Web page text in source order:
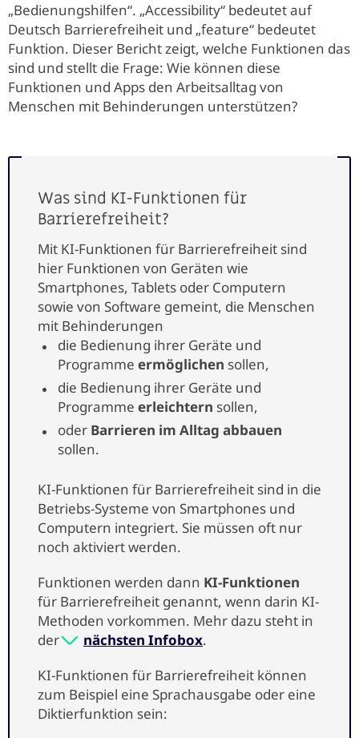
„Bedienungshilfen“. „Accessibility“ bedeutet auf
Deutsch Barrierefreiheit und „feature“ bedeutet
Funktion. Dieser Bericht zeigt, welche Funktionen das
sind und stellt die Frage: Wie können diese
Funktionen und Apps den Arbeitsalltag von
Menschen mit Behinderungen unterstützen?
Was sind KI-Funktionen für
Barrierefreiheit?
Mit KI-Funktionen für Barrierefreiheit sind
hier Funktionen von Geräten wie
Smartphones, Tablets oder Computern
sowie von Software gemeint, die Menschen
mit Behinderungen
die Bedienung ihrer Geräte und
Programme ermöglichen sollen,
die Bedienung ihrer Geräte und
Programme erleichtern sollen,
oder Barrieren im Alltag abbauen
sollen.
KI-Funktionen für Barrierefreiheit sind in die
Betriebs-Systeme von Smartphones und
Computern integriert. Sie müssen oft nur
noch aktiviert werden.
Funktionen werden dann KI-Funktionen
für Barrierefreiheit genannt, wenn darin KI-
Methoden vorkommen. Mehr dazu steht in
der
nächsten Infobox.
KI-Funktionen für Barrierefreiheit können
zum Beispiel eine Sprachausgabe oder eine
Diktierfunktion sein: